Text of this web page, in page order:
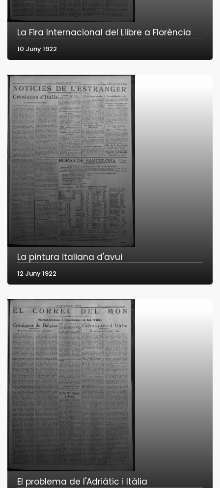
La Fira Internacional del Llibre a Florència
10 Juny 1922
La pintura italiana d'avui
12 Juny 1922
El problema de l'Adriàtic i Itàlia